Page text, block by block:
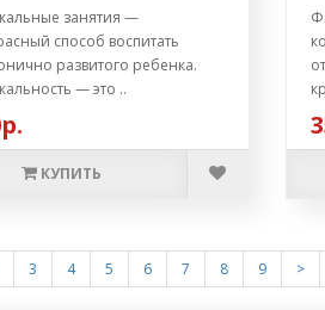
занятия —
способ воспитать
развитого ребенка.
— это ..
КУПИТЬ
3 4 5 6 7 8 9 >